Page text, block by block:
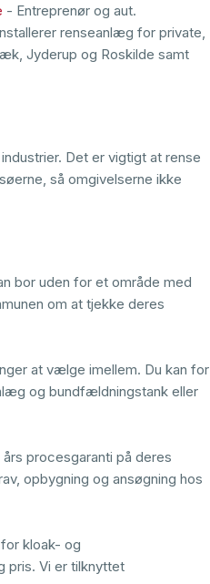
- Entreprenør og aut.
renseanlæg for private,
Jyderup og Roskilde samt
Det er vigtigt at rense
så omgivelserne ikke
bor uden for et område med
om at tjekke deres
at vælge imellem. Du kan for
og bundfældningstank eller
procesgaranti på deres
opbygning og ansøgning hos
kloak- og
pris. Vi er tilknyttet